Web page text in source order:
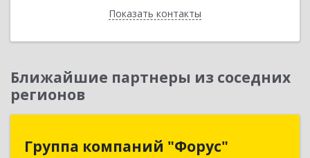
Показать контакты
Назад
Ближайшие партнеры из соседних
регионов
Группа компаний "Форус"
Группа компаний "Форус"